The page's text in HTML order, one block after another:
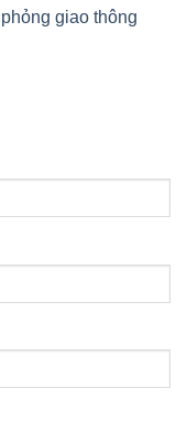
giao thông